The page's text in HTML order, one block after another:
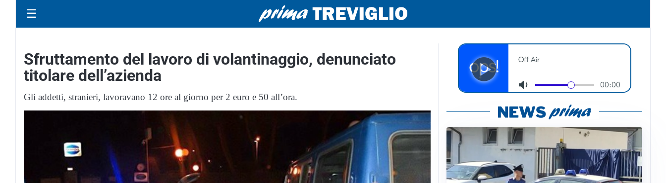
☰
Sfruttamento del lavoro di volantinaggio, denunciato
titolare dell’azienda
Gli addetti, stranieri, lavoravano 12 ore al giorno per 2 euro e 50 all’ora.